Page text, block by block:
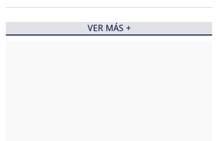
VER MÁS +